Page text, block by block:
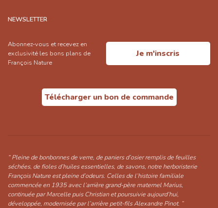
NEWSLETTER
Abonnez-vous et recevez en
exclusivité les bons plans de
François Nature
Je m'inscris
Télécharger un bon de commande
“ Pleine de bonbonnes de verre, de paniers d’osier remplis de feuilles
séchées, de fioles d’huiles essentielles, de savons, notre herboristerie
François Nature est pleine d’odeurs. Celles de l’histoire familiale
commencée en 1935 avec l’arrière grand-père maternel Marius,
continuée par Marcelle puis Christian et poursuivie aujourd’hui,
développée, modernisée par l’arrière petit-fils Alexandre Pinot. ”